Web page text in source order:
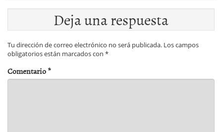
Deja una respuesta
Tu dirección de correo electrónico no será publicada. Los campos
obligatorios están marcados con *
Comentario*